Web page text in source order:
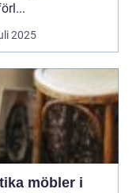
2025
möbler i